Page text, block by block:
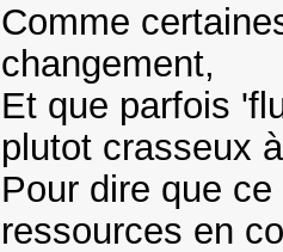
Comme
changement,
Et que parfois
plutot crasseux
Pour dire que
ressources en